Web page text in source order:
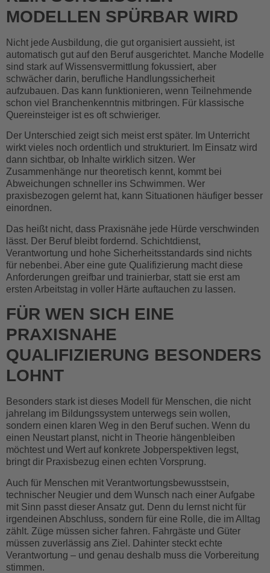
MODELLEN SPÜRBAR WIRD
Nicht jede Ausbildung, die gut organisiert aussieht, ist
automatisch gut auf den Beruf ausgerichtet. Manche Modelle
sind stark auf Wissensvermittlung fokussiert, aber
schwächer darin, berufliche Handlungssicherheit
aufzubauen. Das kann funktionieren, wenn Teilnehmende
schon viel Branchenkenntnis mitbringen. Für klassische
Quereinsteiger ist es oft schwieriger.
Der Unterschied zeigt sich meist erst später. Im Unterricht
wirkt vieles noch ordentlich und strukturiert. Im Einsatz wird
dann sichtbar, ob Inhalte wirklich sitzen. Wer
Zusammenhänge nur theoretisch kennt, kommt bei
Abweichungen schneller ins Schwimmen. Wer
praxisbezogen gelernt hat, kann Situationen häufiger besser
einordnen.
Das heißt nicht, dass Praxisnähe jede Hürde verschwinden
lässt. Der Beruf bleibt fordernd. Schichtdienst,
Verantwortung und hohe Sicherheitsstandards sind nichts
für nebenbei. Aber eine gute Qualifizierung macht diese
Anforderungen greifbar und trainierbar, statt sie erst am
ersten Arbeitstag in voller Härte auftauchen zu lassen.
FÜR WEN SICH EINE
PRAXISNAHE
QUALIFIZIERUNG BESONDERS
LOHNT
Besonders stark ist dieses Modell für Menschen, die nicht
jahrelang im Bildungssystem unterwegs sein wollen,
sondern einen klaren Weg in den Beruf suchen. Wenn du
einen Neustart planst, nicht in Theorie hängenbleiben
möchtest und Wert auf konkrete Jobperspektiven legst,
bringt dir Praxisbezug einen echten Vorsprung.
Auch für Menschen mit Verantwortungsbewusstsein,
technischer Neugier und dem Wunsch nach einer Aufgabe
mit Sinn passt dieser Ansatz gut. Denn du lernst nicht für
irgendeinen Abschluss, sondern für eine Rolle, die im Alltag
zählt. Züge müssen sicher fahren. Fahrgäste und Güter
müssen zuverlässig ans Ziel. Dahinter steckt echte
Verantwortung – und genau deshalb muss die Vorbereitung
stimmen.